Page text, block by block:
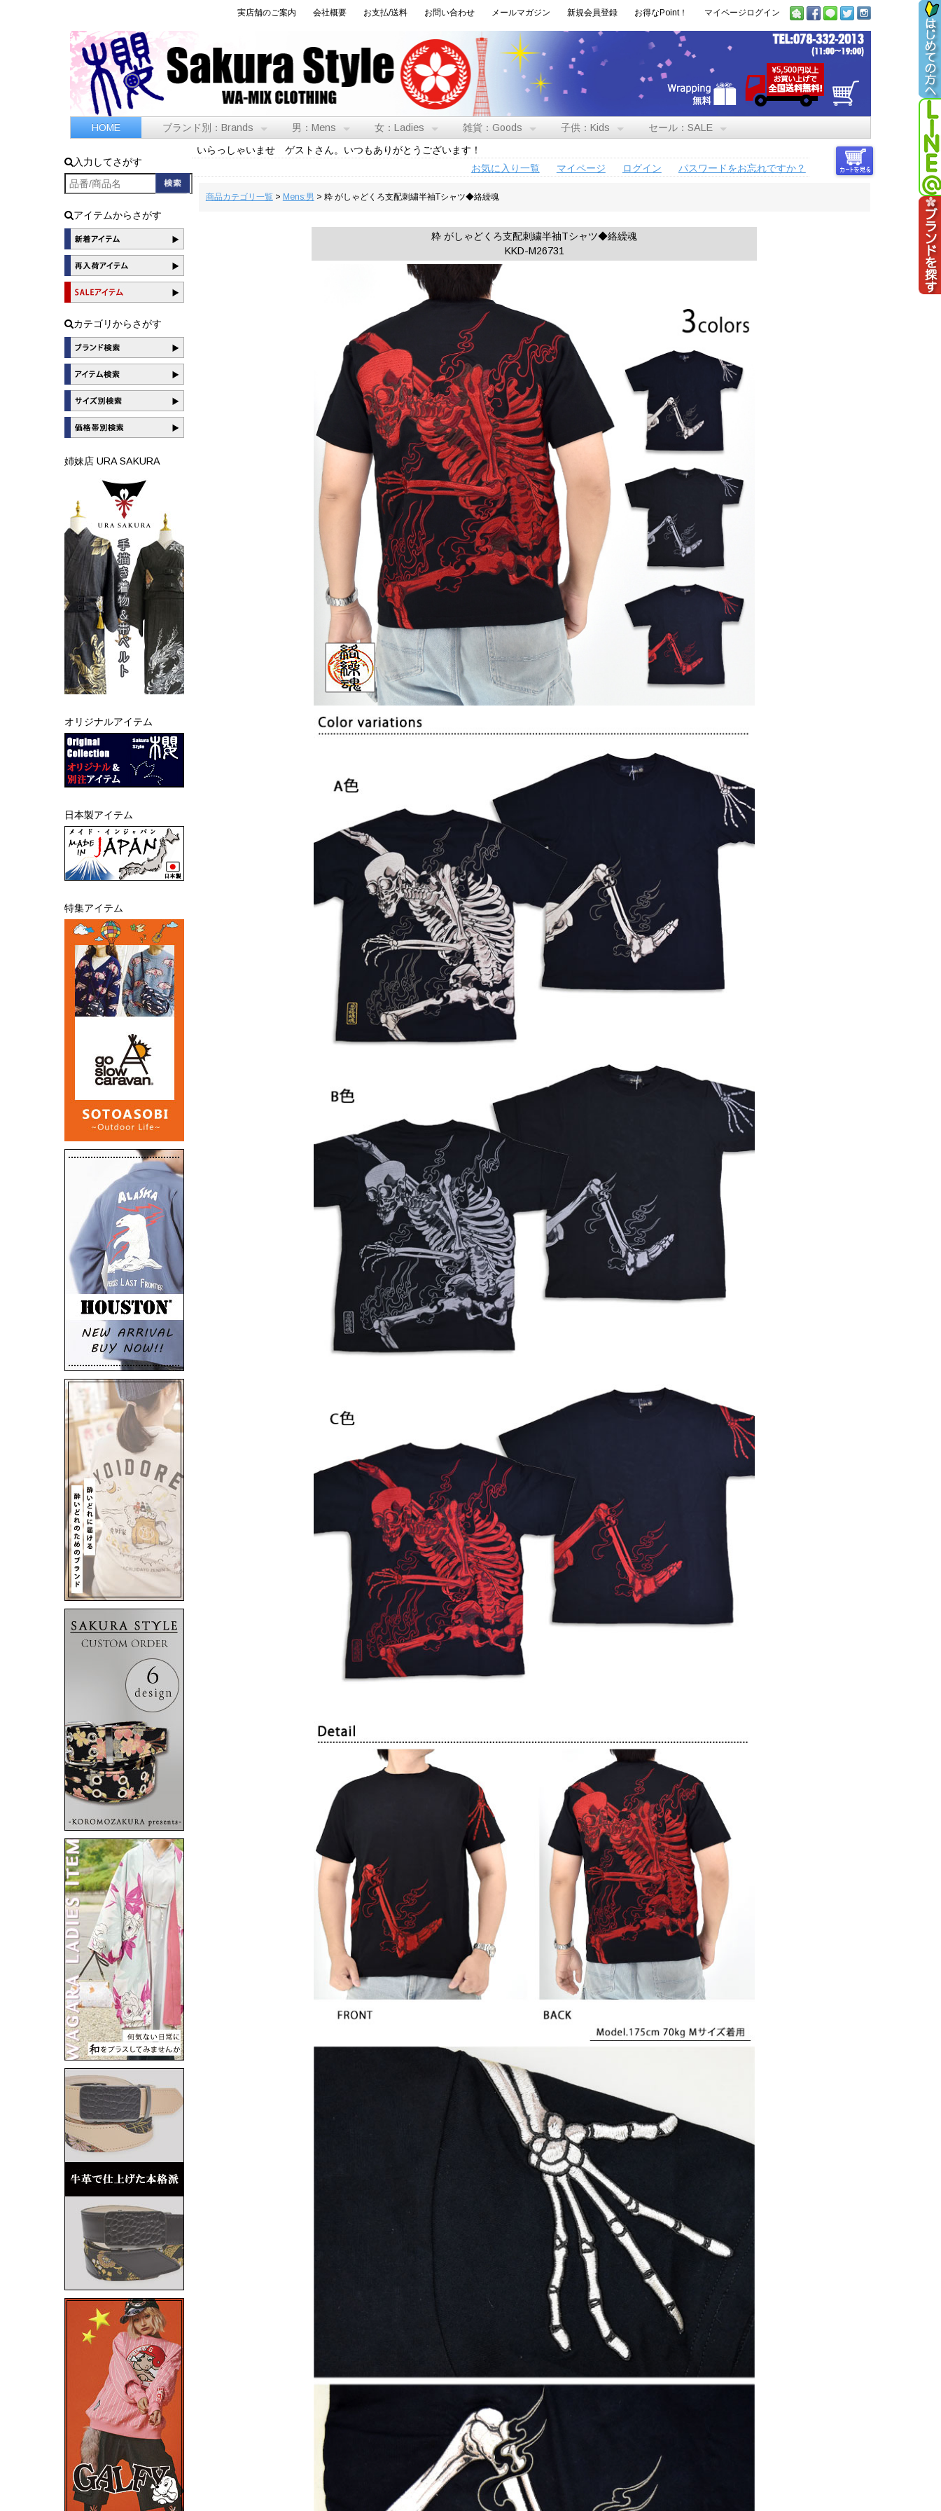
実店舗のご案内 会社概要 お支払/送料 お問い合わせ メールマガジン 新規会員登録 お得なPoint！ マイページログイン
HOME ブランド別：Brands 男：Mens 女：Ladies 雑貨：Goods 子供：Kids セール：SALE
入力してさがす
アイテムからさがす
カテゴリからさがす
姉妹店 URA SAKURA
オリジナルアイテム
日本製アイテム
特集アイテム
いらっしゃいませ ゲストさん。いつもありがとうございます！
お気に入り一覧
マイページ ログイン パスワードをお忘れですか？
商品カテゴリ一覧> Mens:男 > 粋 がしゃどくろ支配刺繍半袖Tシャツ◆絡繰魂
粋 がしゃどくろ支配刺繍半袖Tシャツ◆絡繰魂
KKD-M26731